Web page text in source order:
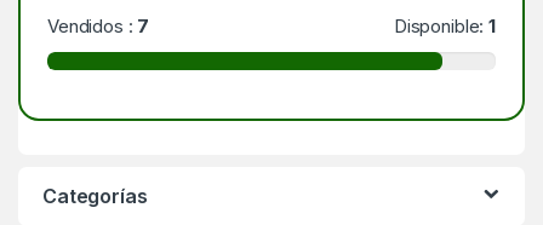
Vendidos : 7 Disponible:1
Categorías